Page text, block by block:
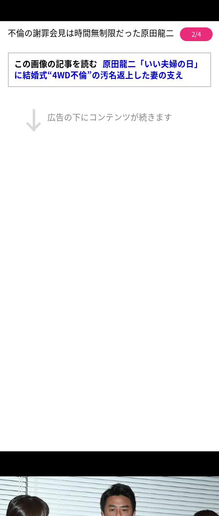
不倫の謝罪会見は時間無制限だった原田龍二 2/4
この画像の記事を読む 原田龍二「いい夫婦の日」
に結婚式“4WD不倫”の汚名返上した妻の支え
広告の下にコンテンツが続きます